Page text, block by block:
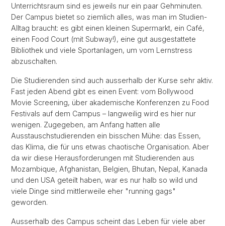
Unterrichtsraum sind es jeweils nur ein paar Gehminuten.
Der Campus bietet so ziemlich alles, was man im Studien-
Alltag braucht: es gibt einen kleinen Supermarkt, ein Café,
einen Food Court (mit Subway!), eine gut ausgestattete
Bibliothek und viele Sportanlagen, um vom Lernstress
abzuschalten.
Die Studierenden sind auch ausserhalb der Kurse sehr aktiv.
Fast jeden Abend gibt es einen Event: vom Bollywood
Movie Screening, über akademische Konferenzen zu Food
Festivals auf dem Campus – langweilig wird es hier nur
wenigen. Zugegeben, am Anfang hatten alle
Ausstauschstudierenden ein bisschen Mühe: das Essen,
das Klima, die für uns etwas chaotische Organisation. Aber
da wir diese Herausforderungen mit Studierenden aus
Mozambique, Afghanistan, Belgien, Bhutan, Nepal, Kanada
und den USA geteilt haben, war es nur halb so wild und
viele Dinge sind mittlerweile eher "running gags"
geworden.
Ausserhalb des Campus scheint das Leben für viele aber